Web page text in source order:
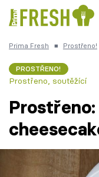
Česká kuchyně
Témata
Prima Fresh ■ Prostřeno!
PROSTŘENO!
Prostřeno, soutěžící